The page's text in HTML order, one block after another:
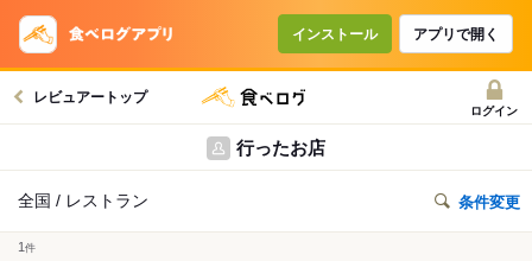
インストール アプリで開く
レビュアートップ
ログイン
行ったお店
全国 / レストラン 条件変更
1 件